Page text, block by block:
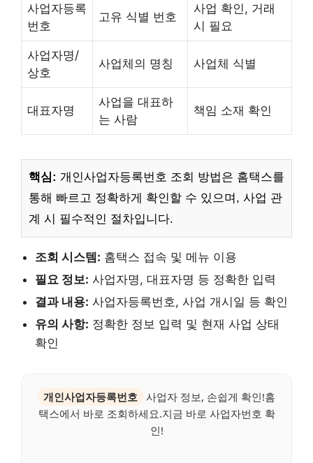
사업자등록
번호
고유 식별 번호
사업 확인, 거래
시 필요
사업자명/
상호
사업체의 명칭 사업체 식별
대표자명
사업을 대표하
는 사람
책임 소재 확인
핵심: 개인사업자등록번호 조회 방법은 홈택스를
통해 빠르고 정확하게 확인할 수 있으며, 사업 관
계 시 필수적인 절차입니다.
조회 시스템: 홈택스 접속 및 메뉴 이용
필요 정보: 사업자명, 대표자명 등 정확한 입력
결과 내용: 사업자등록번호, 사업 개시일 등 확인
유의 사항: 정확한 정보 입력 및 현재 사업 상태
확인
개인사업자등록번호 사업자 정보, 손쉽게 확인!홈
택스에서 바로 조회하세요.지금 바로 사업자번호 확
인!